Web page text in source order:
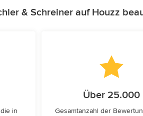
& Schreiner auf Houzz
in
Über 25.000
Gesamtanzahl der